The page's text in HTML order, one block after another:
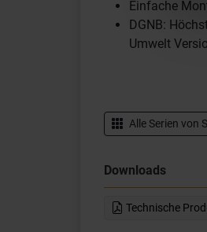
Einfache
DGNB:
Umwelt
Alle Serien von
Downloads
Technische